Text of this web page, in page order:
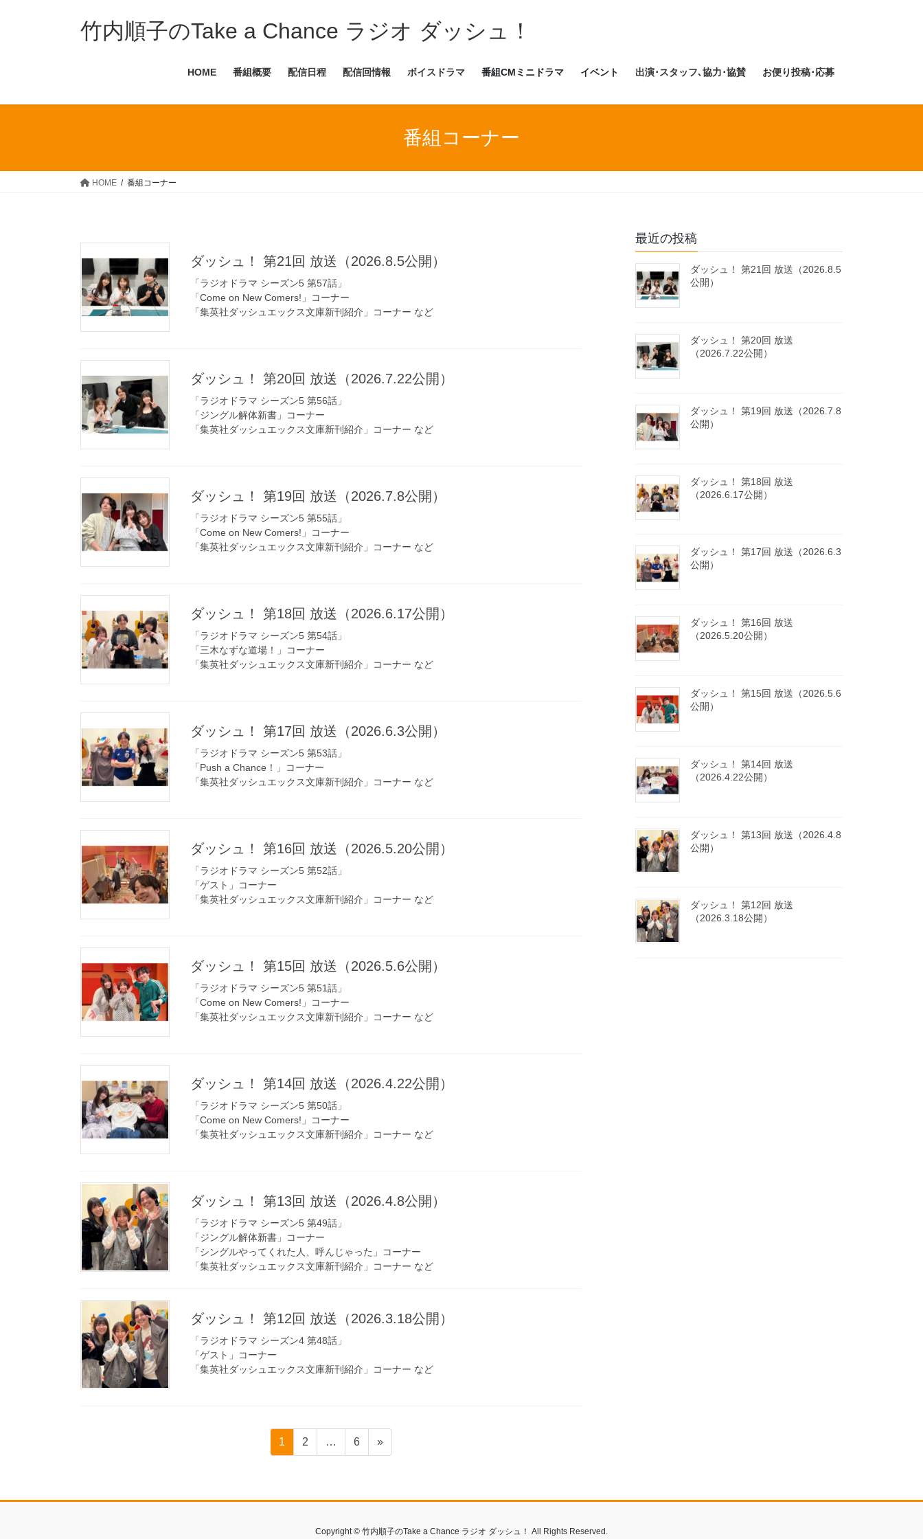
ス
ン
竹内順子のTake a Chance ラジオ ダッシュ！
HOME 番組概要 配信日程 配信回情報 ボイスドラマ 番組CMミニドラマ イベント 出演･スタッフ､協力･協賛 お便り投稿･応募
番組コーナー
HOME 番組コーナー
ダッシュ！ 第21回 放送（2026.8.5公開）
「ラジオドラマ シーズン5 第57話」
「Come on New Comers!」コーナー
「集英社ダッシュエックス文庫新刊紹介」コーナー など
ダッシュ！ 第20回 放送（2026.7.22公開）
「ラジオドラマ シーズン5 第56話」
「ジングル解体新書」コーナー
「集英社ダッシュエックス文庫新刊紹介」コーナー など
ダッシュ！ 第19回 放送（2026.7.8公開）
「ラジオドラマ シーズン5 第55話」
「Come on New Comers!」コーナー
「集英社ダッシュエックス文庫新刊紹介」コーナー など
ダッシュ！ 第18回 放送（2026.6.17公開）
「ラジオドラマ シーズン5 第54話」
「三木なずな道場！」コーナー
「集英社ダッシュエックス文庫新刊紹介」コーナー など
ダッシュ！ 第17回 放送（2026.6.3公開）
「ラジオドラマ シーズン5 第53話」
「Push a Chance！」コーナー
「集英社ダッシュエックス文庫新刊紹介」コーナー など
ダッシュ！ 第16回 放送（2026.5.20公開）
「ラジオドラマ シーズン5 第52話」
「ゲスト」コーナー
「集英社ダッシュエックス文庫新刊紹介」コーナー など
ダッシュ！ 第15回 放送（2026.5.6公開）
「ラジオドラマ シーズン5 第51話」
「Come on New Comers!」コーナー
「集英社ダッシュエックス文庫新刊紹介」コーナー など
ダッシュ！ 第14回 放送（2026.4.22公開）
「ラジオドラマ シーズン5 第50話」
「Come on New Comers!」コーナー
「集英社ダッシュエックス文庫新刊紹介」コーナー など
ダッシュ！ 第13回 放送（2026.4.8公開）
「ラジオドラマ シーズン5 第49話」
「ジングル解体新書」コーナー
「シングルやってくれた人、呼んじゃった」コーナー
「集英社ダッシュエックス文庫新刊紹介」コーナー など
ダッシュ！ 第12回 放送（2026.3.18公開）
「ラジオドラマ シーズン4 第48話」
「ゲスト」コーナー
「集英社ダッシュエックス文庫新刊紹介」コーナー など
ペ
固
定
1
固
定
2 …
固
定
6 »
最近の投稿
ダッシュ！ 第21回 放送（2026.8.5
公開）
ダッシュ！ 第20回 放送
（2026.7.22公開）
ダッシュ！ 第19回 放送（2026.7.8
公開）
ダッシュ！ 第18回 放送
（2026.6.17公開）
ダッシュ！ 第17回 放送（2026.6.3
公開）
ダッシュ！ 第16回 放送
（2026.5.20公開）
ダッシュ！ 第15回 放送（2026.5.6
公開）
ダッシュ！ 第14回 放送
（2026.4.22公開）
ダッシュ！ 第13回 放送（2026.4.8
公開）
ダッシュ！ 第12回 放送
（2026.3.18公開）
Copyright © 竹内順子のTake a Chance ラジオ ダッシュ！ All Rights Reserved.